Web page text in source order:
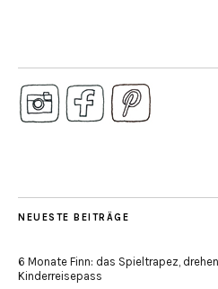
NEUESTE BEITRÄGE
6 Monate Finn: das Spieltrapez,
Kinderreisepass